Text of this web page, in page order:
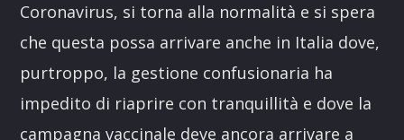
Coronavirus, si torna alla normalità e si spera
che questa possa arrivare anche in Italia dove,
purtroppo, la gestione confusionaria ha
impedito di riaprire con tranquillità e dove la
campagna vaccinale deve ancora arrivare a